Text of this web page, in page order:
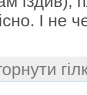
І не